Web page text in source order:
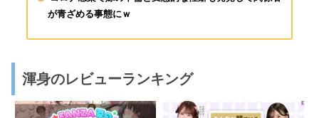
が青ざめる事態にｗ
渾身のレビューランキング